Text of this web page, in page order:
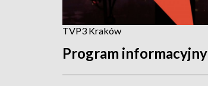
TVP3 Kraków
Program informacyjny